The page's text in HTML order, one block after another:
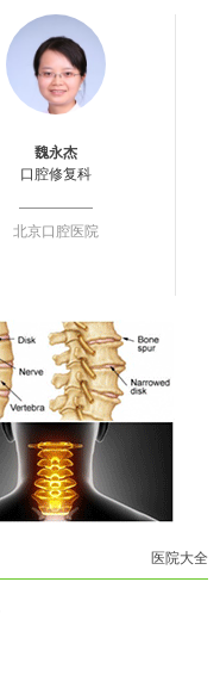
魏永杰
口腔修复科
北京口腔医院
医院大全